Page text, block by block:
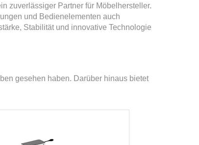
zuverlässiger Partner für Möbelhersteller.
und Bedienelementen auch
Stabilität und innovative Technologie
gesehen haben. Darüber hinaus bietet